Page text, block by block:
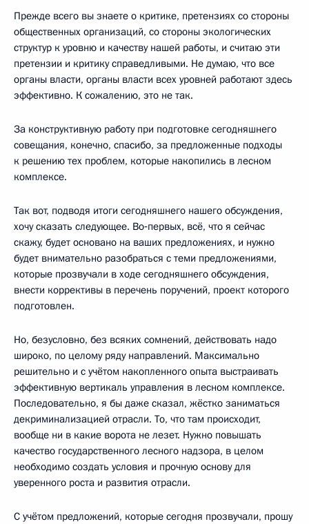
Прежде всего вы знаете о критике, претензиях со стороны
общественных организаций, со стороны экологических
структур к уровню и качеству нашей работы, и считаю эти
претензии и критику справедливыми. Не думаю, что все
органы власти, органы власти всех уровней работают здесь
эффективно. К сожалению, это не так.
За конструктивную работу при подготовке сегодняшнего
совещания, конечно, спасибо, за предложенные подходы
к решению тех проблем, которые накопились в лесном
комплексе.
Так вот, подводя итоги сегодняшнего нашего обсуждения,
хочу сказать следующее. Во‑первых, всё, что я сейчас
скажу, будет основано на ваших предложениях, и нужно
будет внимательно разобраться с теми предложениями,
которые прозвучали в ходе сегодняшнего обсуждения,
внести коррективы в перечень поручений, проект которого
подготовлен.
Но, безусловно, без всяких сомнений, действовать надо
широко, по целому ряду направлений. Максимально
решительно и с учётом накопленного опыта выстраивать
эффективную вертикаль управления в лесном комплексе.
Последовательно, я бы даже сказал, жёстко заниматься
декриминализацией отрасли. То, что там происходит,
вообще ни в какие ворота не лезет. Нужно повышать
качество государственного лесного надзора, в целом
необходимо создать условия и прочную основу для
уверенного роста и развития отрасли.
С учётом предложений, которые сегодня прозвучали, прошу